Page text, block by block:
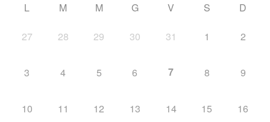
L M M G V S D
27 28 29 30 31 1 2
3 4 5 6 7 8 9
10 11 12 13 14 15 16